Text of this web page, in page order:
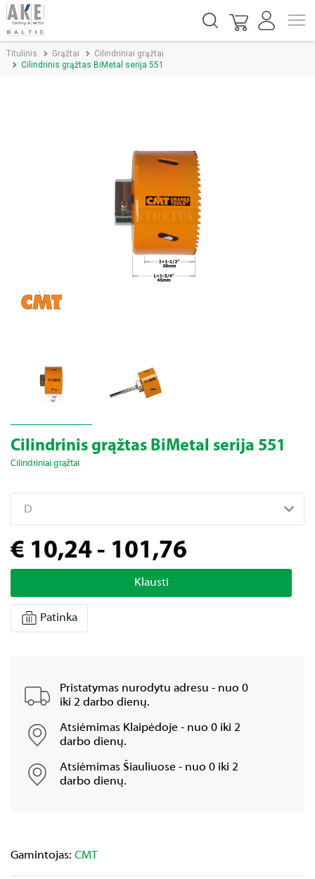
Titulinis Grąžtai
Cilindriniai grąžtai
Cilindrinis grąžtas BiMetal serija 551
Cilindrinis grąžtas BiMetal serija 551
Cilindriniai grąžtai
D
€ 10,24 - 101,76
Klausti
Patinka
Pristatymas nurodytu adresu - nuo 0
iki 2 darbo dienų.
Atsiėmimas Klaipėdoje - nuo 0 iki 2
darbo dienų.
Atsiėmimas Šiauliuose - nuo 0 iki 2
darbo dienų.
Gamintojas: CMT